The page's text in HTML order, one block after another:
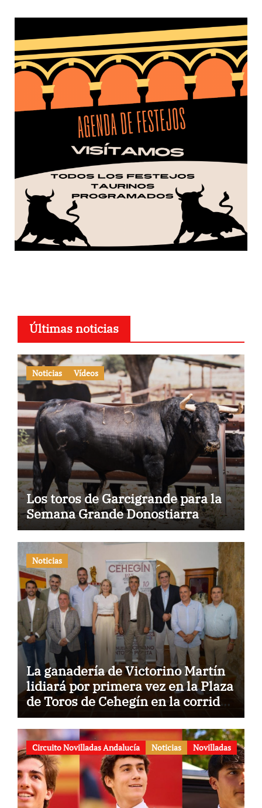
Últimas noticias
Noticias Vídeos
Los toros de Garcigrande para la
Semana Grande Donostiarra
Noticias
La ganadería de Victorino Martín
lidiará por primera vez en la Plaza
de Toros de Cehegín en la corrida
conmemorativa de su 125
aniversario
Circuito Novilladas Andalucía Noticias Novilladas